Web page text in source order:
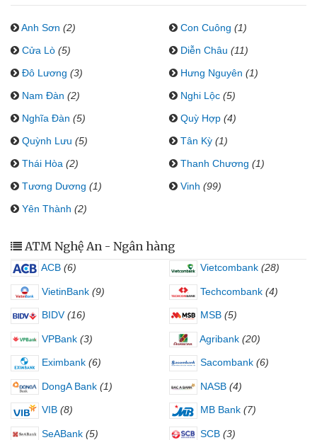
Anh Sơn (2) Con Cuông (1)
Cửa Lò (5) Diễn Châu (11)
Đô Lương (3) Hưng Nguyên (1)
Nam Đàn (2) Nghi Lộc (5)
Nghĩa Đàn (5) Quỳ Hợp (4)
Quỳnh Lưu (5) Tân Kỳ (1)
Thái Hòa (2) Thanh Chương (1)
Tương Dương (1) Vinh (99)
Yên Thành (2)
ATM Nghệ An - Ngân hàng
ACB (6) Vietcombank (28)
VietinBank (9) Techcombank (4)
BIDV (16) MSB (5)
VPBank (3) Agribank (20)
Eximbank (6) Sacombank (6)
DongA Bank (1) NASB (4)
VIB (8) MB Bank (7)
SeABank (5) SCB (3)